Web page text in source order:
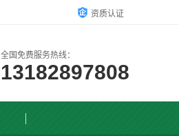
资质认证
全国免费服务热线：
13182897808